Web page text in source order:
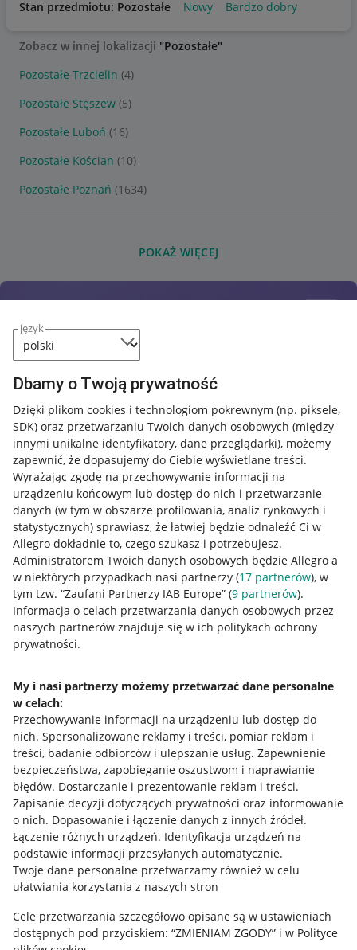
język
Dbamy o Twoją prywatność
Dzięki plikom cookies i technologiom pokrewnym (np. piksele,
SDK) oraz przetwarzaniu Twoich danych osobowych (między
innymi unikalne identyfikatory, dane przeglądarki), możemy
zapewnić, że dopasujemy do Ciebie wyświetlane treści.
Wyrażając zgodę na przechowywanie informacji na
urządzeniu końcowym lub dostęp do nich i przetwarzanie
danych (w tym w obszarze profilowania, analiz rynkowych i
statystycznych) sprawiasz, że łatwiej będzie odnaleźć Ci w
Allegro dokładnie to, czego szukasz i potrzebujesz.
Administratorem Twoich danych osobowych będzie Allegro a
w niektórych przypadkach nasi partnerzy (17 partnerów), w
tym tzw. “Zaufani Partnerzy IAB Europe” (9 partnerów).
Informacja o celach przetwarzania danych osobowych przez
naszych partnerów znajduje się w ich politykach ochrony
prywatności.
My i nasi partnerzy możemy przetwarzać dane personalne
w celach:
Przechowywanie informacji na urządzeniu lub dostęp do
nich. Spersonalizowane reklamy i treści, pomiar reklam i
treści, badanie odbiorców i ulepszanie usług. Zapewnienie
bezpieczeństwa, zapobieganie oszustwom i naprawianie
błędów. Dostarczanie i prezentowanie reklam i treści.
Zapisanie decyzji dotyczących prywatności oraz informowanie
o nich. Dopasowanie i łączenie danych z innych źródeł.
Łączenie różnych urządzeń. Identyfikacja urządzeń na
podstawie informacji przesyłanych automatycznie.
Twoje dane personalne przetwarzamy również w celu
ułatwiania korzystania z naszych stron
Cele przetwarzania szczegółowo opisane są w ustawieniach
dostępnych pod przyciskiem: “ZMIENIAM ZGODY” i w Polityce
Stan przedmiotu: Pozostałe Nowy Bardzo dobry
Zobacz w innej lokalizacji "Pozostałe"
Pozostałe Trzcielin (4)
Pozostałe Stęszew (5)
Pozostałe Luboń (16)
Pozostałe Kościan (10)
Pozostałe Poznań (1634)
POKAŻ WIĘCEJ
Nawigacja
Przydatne informacje
Jak to działa
Allegro Gadane dla sprzedających
Allegro Gadane dla kupujących
Mapa miejscowości
Informacje prawne
Regulamin
Polityka plików "cookies"
Ustawienia plików "cookies"
Udostępnianie lokalizacji
Informacje dla Aktu o Usługach Cyfrowych